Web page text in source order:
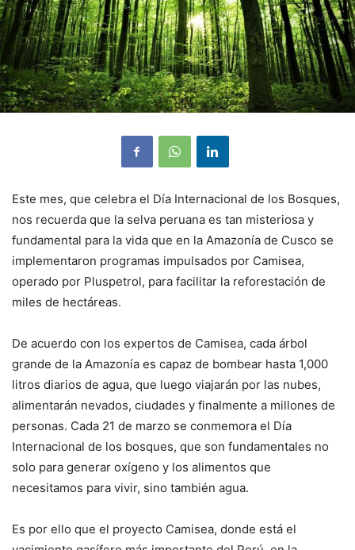
Este mes, que celebra el Día Internacional de los Bosques,
nos recuerda que la selva peruana es tan misteriosa y
fundamental para la vida que en la Amazonía de Cusco se
implementaron programas impulsados por Camisea,
operado por Pluspetrol, para facilitar la reforestación de
miles de hectáreas.
De acuerdo con los expertos de Camisea, cada árbol
grande de la Amazonía es capaz de bombear hasta 1,000
litros diarios de agua, que luego viajarán por las nubes,
alimentarán nevados, ciudades y finalmente a millones de
personas. Cada 21 de marzo se conmemora el Día
Internacional de los bosques, que son fundamentales no
solo para generar oxígeno y los alimentos que
necesitamos para vivir, sino también agua.
Es por ello que el proyecto Camisea, donde está el